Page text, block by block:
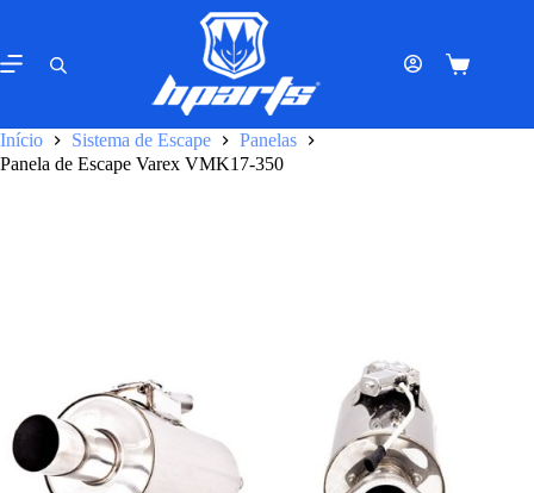
o
conteúdo
Carrinho
Início
Sistema de Escape
Panelas
Panela de Escape Varex VMK17-350